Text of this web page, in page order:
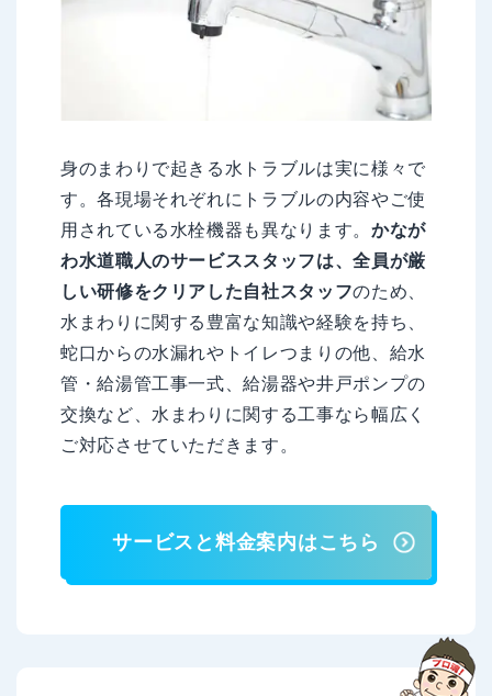
身のまわりで起きる水トラブルは実に様々で
す。各現場それぞれにトラブルの内容やご使
用されている水栓機器も異なります。 かなが
わ水道職人のサービススタッフは、全員が厳
しい研修をクリアした自社スタッフのため、
水まわりに関する豊富な知識や経験を持ち、
蛇口からの水漏れやトイレつまりの他、給水
管・給湯管工事一式、給湯器や井戸ポンプの
交換など、水まわりに関する工事なら幅広く
ご対応させていただきます。
サービスと料金案内はこちら